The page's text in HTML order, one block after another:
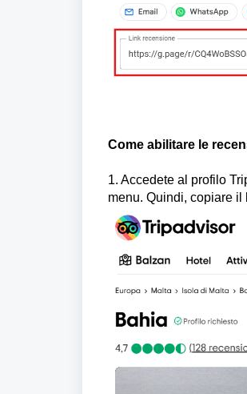
Come abilitare le
1. Accedete al profilo
menu. Quindi, copiare